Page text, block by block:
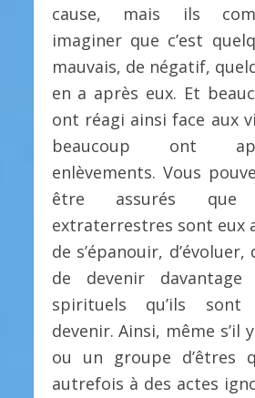
cause, mais ils
imaginer que c’est
mauvais, de négatif,
en a après eux. Et
ont réagi ainsi face aux
beaucoup ont
enlèvements. Vous
être assurés
extraterrestres sont eux
de s’épanouir,
de devenir
spirituels qu’ils
devenir. Ainsi, même s’il
ou un groupe d’êtres
autrefois à des actes